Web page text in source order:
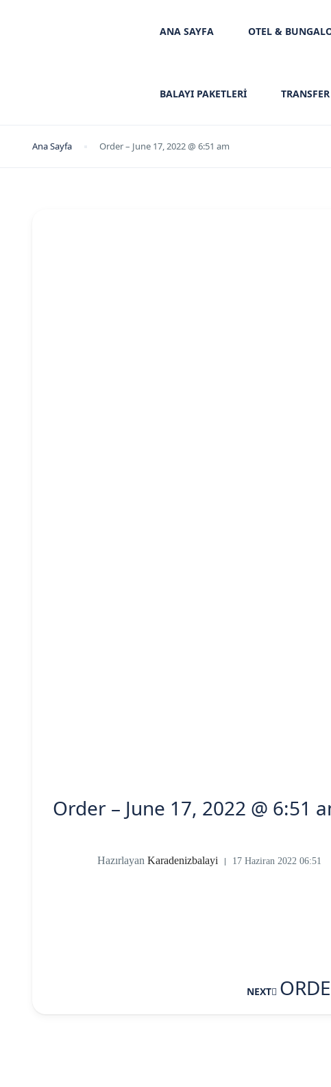
ANA SAYFA OTEL &
BALAYI PAKETLERİ TRANSFER
Ana Sayfa Order – June 17, 2022 @ 6:51 am
Order – June 17, 2022 @ 6:51
Hazırlayan Karadenizbalayi 17 Haziran 2022 06:51
NEXT